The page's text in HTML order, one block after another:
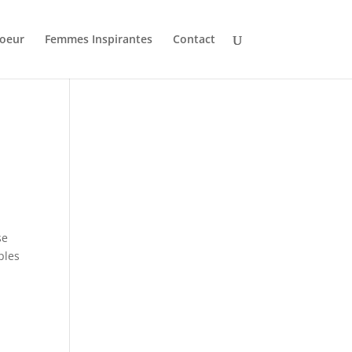
Femmes Inspirantes Contact